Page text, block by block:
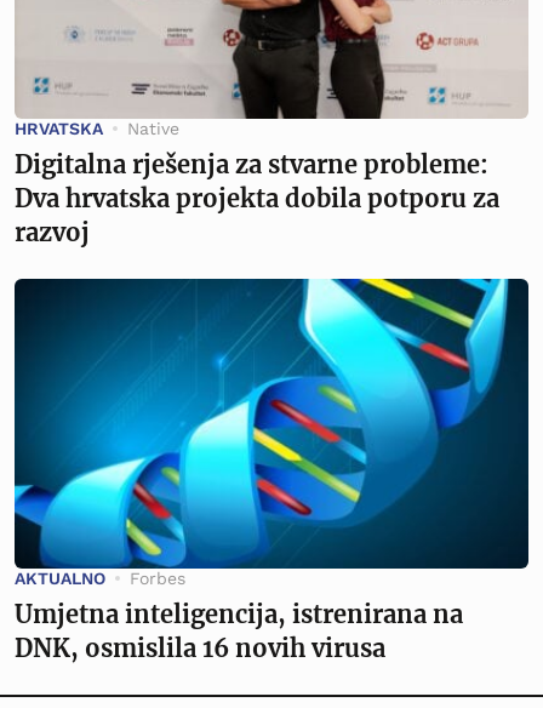
HRVATSKA Native
Digitalna rješenja za stvarne probleme:
Dva hrvatska projekta dobila potporu za
razvoj
AKTUALNO Forbes
Umjetna inteligencija, istrenirana na
DNK, osmislila 16 novih virusa